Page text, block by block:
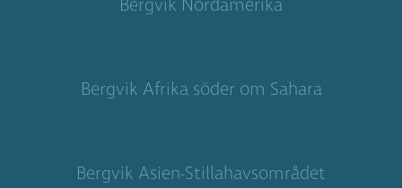
Bergvik Nordamerika
Bergvik Afrika söder om Sahara
Bergvik Asien-Stillahavsområdet